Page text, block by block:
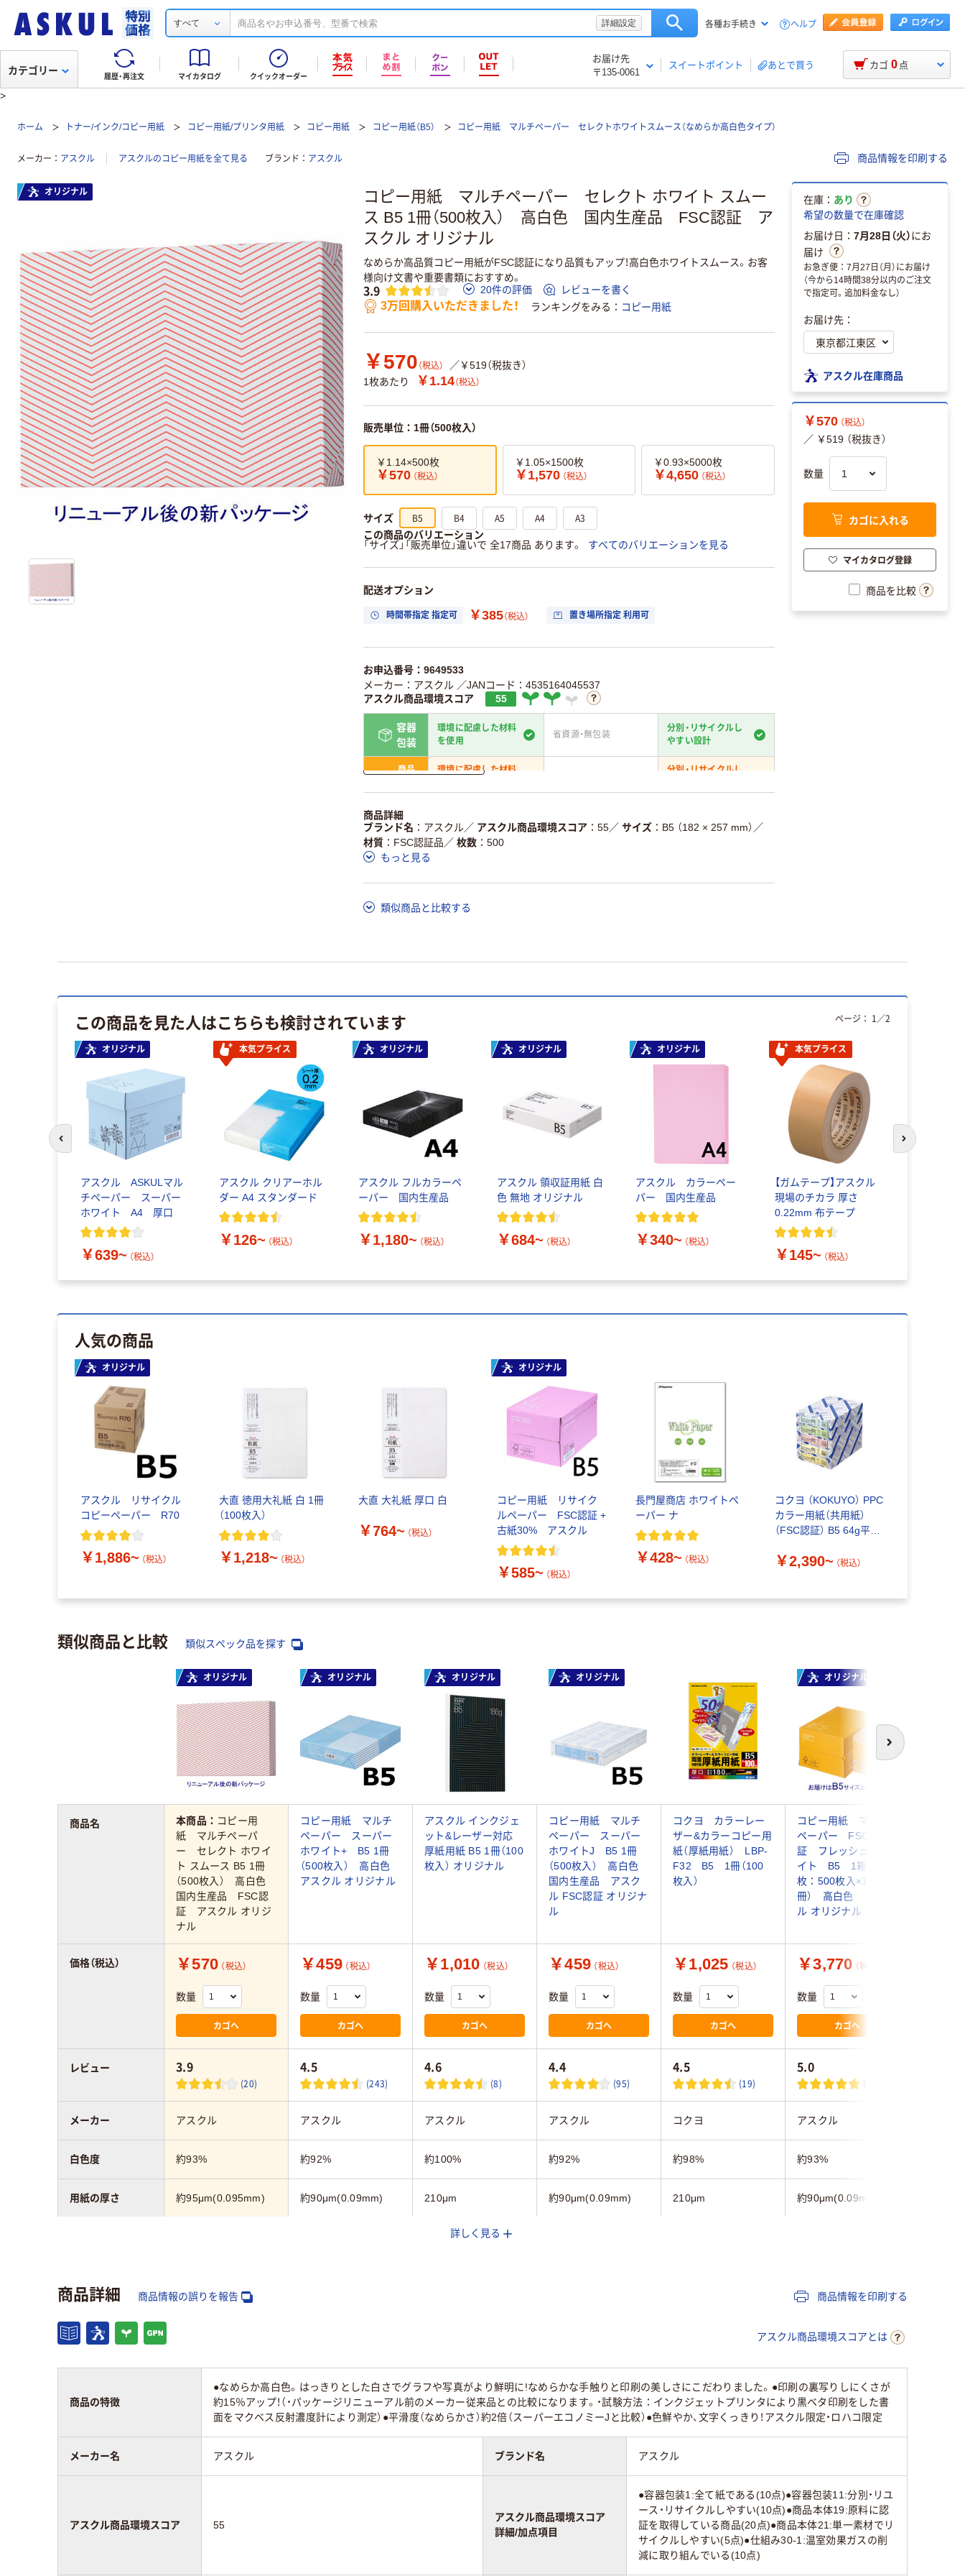
すべて 詳細設定 各種お手続き ヘルプ
履歴・再注文 マイカタログ クイックオーダー
お届け先
〒135-0061
スイートポイント あとで買う
カテゴリー カゴ 0 点
>
ホーム トナー/インク/コピー用紙 コピー用紙/プリンタ用紙 コピー用紙 コピー用紙（B5） コピー用紙 マルチペーパー セレクトホワイトスムース（なめらか高白色タイプ）
メーカー アスクル アスクルのコピー用紙を全て見る ブランド アスクル 商品情報を印刷する
コピー用紙 マルチペーパー セレクト ホワイト スムー
ス B5 1冊（500枚入） 高白色 国内生産品 FSC認証 ア
スクル オリジナル
なめらか高品質コピー用紙がFSC認証になり品質もアップ！高白色ホワイトスムース。お客
様向け文書や重要書類におすすめ。
3.9 20件の評価 レビューを書く
3万回購入いただきました！ ランキングをみる コピー用紙
￥570 （税込）
／￥519（税抜き）
1枚あたり
￥1.14（税込）
販売単位：1冊（500枚入）
￥1.14×500枚
￥570 （税込）
￥1.05×1500枚
￥1,570 （税込）
￥0.93×5000枚
￥4,650 （税込）
サイズ B5 B4 A5 A4 A3
この商品のバリエーション
「サイズ」「販売単位」違いで 全17商品 あります。
すべてのバリエーションを見る
配送オプション
時間帯指定 指定可 ￥385（税込） 置き場所指定 利用可
お申込番号：9649533
メーカー：アスクル ／JANコード：4535164045537
アスクル商品環境スコア
55
容器
包装
環境に配慮した材料
を使用
省資源・無包装
分別・リサイクルし
やすい設計
商品
環境に配慮した材料
分別・リサイクルし
仕組
る
ている
削減
この商品の環境配慮ポイントです。詳しくはページ下部の商品詳細「
ア詳細／加点項目
詳しく見る
商品詳細
ブランド名
アスクル／ アスクル商品環境スコア 55／ サイズ B5 （182 × 257 mm） ／
材質
FSC認証品 ／ 枚数
500
もっと見る
類似商品と比較する
オリジナル
在庫： あり
希望の数量で在庫確認
お届け日： 7月28日（火）にお
届け
お急ぎ便：7月27日（月）にお届け
（今から14時間38分以内のご注文
で指定可。追加料金なし）
お届け先：
アスクル在庫商品
￥570 （税込）
／ ￥519 （税抜き）
数量
カゴに入れる
マイカタログ登録
商品を比較
この商品を見た人はこちらも検討されています
オリジナル
アスクル ASKULマル
チペーパー スーパー
ホワイト A4 厚口
￥639~ （税込）
本気プライス
アスクル クリアーホル
ダー A4 スタンダード
￥126~ （税込）
オリジナル
アスクル フルカラーペ
ーパー 国内生産品
￥1,180~ （税込）
オリジナル
アスクル 領収証用紙 白
色 無地 オリジナル
￥684~ （税込）
オリジナル
アスクル カラーペー
パー 国内生産品
￥340~ （税込）
本気プライス
【ガムテープ】アスクル
現場のチカラ 厚さ
0.22mm 布テープ
￥145~ （税込）
ページ： 1 ／2
前のスライドへ 次のスライド
人気の商品
オリジナル
アスクル リサイクル
コピーペーパー R70
￥1,886~ （税込）
大直 徳用大礼紙 白 1冊
（100枚入）
￥1,218~ （税込）
大直 大礼紙 厚口 白
￥764~ （税込）
オリジナル
コピー用紙 リサイク
ルペーパー FSC認証 +
古紙30% アスクル
￥585~ （税込）
長門屋商店 ホワイトペ
ーパー ナ
￥428~ （税込）
コクヨ （KOKUYO） PPC
カラー用紙（共用紙）
（FSC認証） B5 64g平米
￥2,390~ （税込）
類似商品と比較 類似スペック品を探す
次へ
オリジナル オリジナル オリジナル オリジナル オリジナル
本商品： コピー用
紙 マルチペーパ
ー セレクト ホワイ
ト スムース B5 1冊
（500枚入） 高白色
国内生産品 FSC認
証 アスクル オリジ
ナル
コピー用紙 マルチ
ペーパー スーパー
ホワイト+ B5 1冊
（500枚入） 高白色
アスクル オリジナル
アスクル インクジェ
ット&レーザー対応
厚紙用紙 B5 1冊（100
枚入） オリジナル
コピー用紙 マルチ
ペーパー スーパー
ホワイトJ B5 1冊
（500枚入） 高白色
国内生産品 アスク
ル FSC認証 オリジナ
ル
コクヨ カラーレー
ザー&カラーコピー用
紙（厚紙用紙） LBP-
F32 B5 1冊（100
枚入）
コピー用紙 マルチ
ペーパー FSC認
証 フレッシュホワ
イト B5 1箱（5000
枚：500枚入×10
冊） 高白色 アスク
ル オリジナル
￥570 （税込）
数量
カゴへ
￥459 （税込）
数量
カゴへ
￥1,010 （税込）
数量
カゴへ
￥459 （税込）
数量
カゴへ
￥1,025 （税込）
数量
カゴへ
￥3,770 （税込）
数量
カゴへ
3.9
(20)
4.5
(243)
4.6
(8)
4.4
(95)
4.5
(19)
5.0
(1)
アスクル アスクル アスクル アスクル コクヨ アスクル
約93% 約92% 約100% 約92% 約98% 約93%
約95μm(0.095mm) 約90μm(0.09mm) 210μm 約90μm(0.09mm) 210μm 約90μm(0.09mm)
FSC認証
45 35 70 45
商品名
価格（税込）
レビュー
メーカー
白色度
用紙の厚さ
スコア
詳しく見る
商品詳細 商品情報の誤りを報告 商品情報を印刷する
アスクル商品環境スコアとは
商品の特徴
●なめらか高白色。はっきりとした白さでグラフや写真がより鮮明に!なめらかな手触りと印刷の美しさにこだわりました。●印刷の裏写りしにくさが
約15％アップ！（・パッケージリニューアル前のメーカー従来品との比較になります。・試験方法：インクジェットプリンタにより黒ベタ印刷をした書
面をマクベス反射濃度計により測定）●平滑度（なめらかさ）約2倍（スーパーエコノミーJと比較）●色鮮やか、文字くっきり！アスクル限定・ロハコ限定
メーカー名 アスクル ブランド名 アスクル
アスクル商品環境スコア 55
アスクル商品環境スコア
詳細/加点項目
●容器包装1:全て紙である(10点)●容器包装11:分別・リユ
ース・リサイクルしやすい(10点)●商品本体19:原料に認
証を取得している商品(20点)●商品本体21:単一素材でリ
サイクルしやすい(5点)●仕組み30-1:温室効果ガスの削
減に取り組んでいる(10点)